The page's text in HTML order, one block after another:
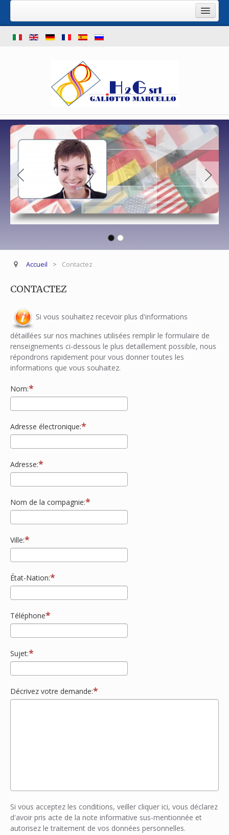
Stoll d'occasion
Shima d'occasion
Machine pour le nettoyage des fontures
Stock de machines à tricoter d'occasion
Notre entreprise
Nous trouver
Contactez
Accueil > Contactez
CONTACTEZ
Si vous souhaitez recevoir plus d'informations
détaillées sur nos machines utilisées remplir le formulaire de
renseignements ci-dessous le plus detaillement possible, nous
répondrons rapidement pour vous donner toutes les
informations que vous souhaitez.
Nom:
Adresse électronique:
Adresse:
Nom de la compagnie:
Ville:
État-Nation:
Téléphone
Sujet:
Décrivez votre demande:
Si vous acceptez les conditions, veiller cliquer ici, vous déclarez
d'avoir pris acte de la note informative sus-mentionnée et
autorisez le traitement de vos données personnelles.